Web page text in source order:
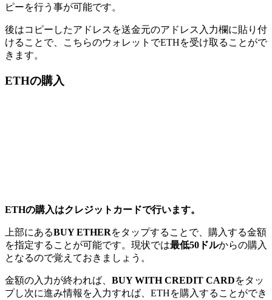
ピーを行う事が可能です。
後はコピーしたアドレスを送金元のアドレス入力欄に貼り付
けることで、こちらのウォレットでETHを受け取ることがで
きます。
ETHの購入
ETHの購入はクレジットカードで行います。
上部にあるBUY ETHERをタップすることで、購入する金額
を指定することが可能です。現状では最低50ドルからの購入
となるので覚えておきましょう。
金額の入力が終われば、 BUY WITH CREDIT CARDをタッ
プし次に進み情報を入力すれば、ETHを購入することができ